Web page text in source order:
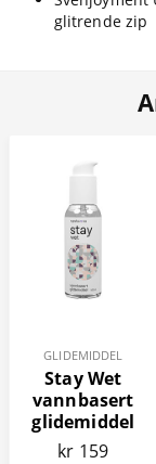
glitrende zip
GLIDEMIDDEL
Stay Wet
vannbasert
glidemiddel
100 ml
kr 159